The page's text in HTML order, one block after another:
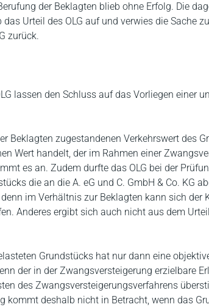
der Beklagten blieb ohne Erfolg. Die
das Urteil des OLG auf und verwies die Sache
zurück.
lassen den Schluss auf das Vorliegen einer
Beklagten zugestandenen Verkehrswert des
Wert handelt, der im Rahmen einer
es an. Zudem durfte das OLG bei der
die an die A. eG und C. GmbH & Co. KG
im Verhältnis zur Beklagten kann sich der
Anderes ergibt sich auch nicht aus dem
Grundstücks hat nur dann eine
der in der Zwangsversteigerung erzielbare
des Zwangsversteigerungsverfahrens
kommt deshalb nicht in Betracht, wenn das